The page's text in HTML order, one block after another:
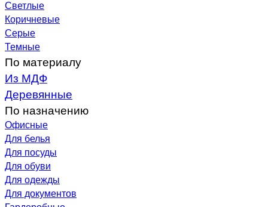
Светлые
Коричневые
Серые
Темные
По материалу
Из МДФ
Деревянные
По назначению
Офисные
Для белья
Для посуды
Для обуви
Для одежды
Для документов